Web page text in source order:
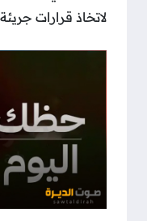
لاتخاذ قرارات